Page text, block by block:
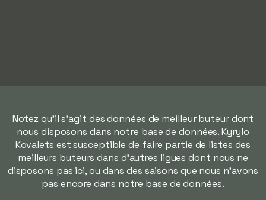
Notez qu'il s'agit des données de meilleur buteur dont
nous disposons dans notre base de données. Kyrylo
Kovalets est susceptible de faire partie de listes des
meilleurs buteurs dans d'autres ligues dont nous ne
disposons pas ici, ou dans des saisons que nous n'avons
pas encore dans notre base de données.